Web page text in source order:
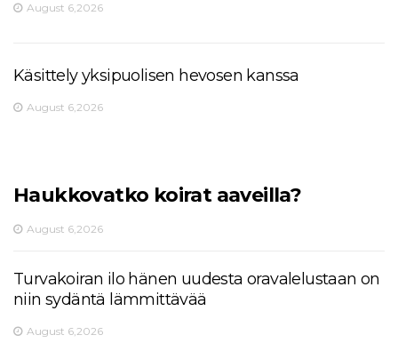
August 6,2026
Käsittely yksipuolisen hevosen kanssa
August 6,2026
Haukkovatko koirat aaveilla?
August 6,2026
Turvakoiran ilo hänen uudesta oravalelustaan ​​on
niin sydäntä lämmittävää
August 6,2026